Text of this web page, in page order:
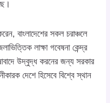
বাংলাদেশের সকল চরাঞ্চলে
লাক্ষা গবেষনা কেন্দ্র
উদ্বুদ্ধ করনের জন্য সরকার
দেশে হিসেবে বিশ্বে স্থান